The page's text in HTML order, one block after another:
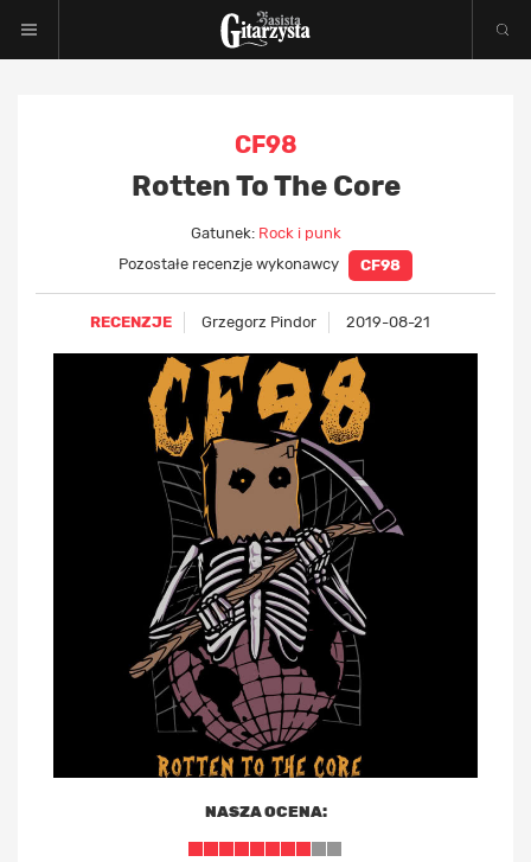
CF98
Rotten To The Core
Gatunek: Rock i punk
Pozostałe recenzje wykonawcy
CF98
RECENZJE Grzegorz Pindor 2019-08-21
NASZA OCENA: